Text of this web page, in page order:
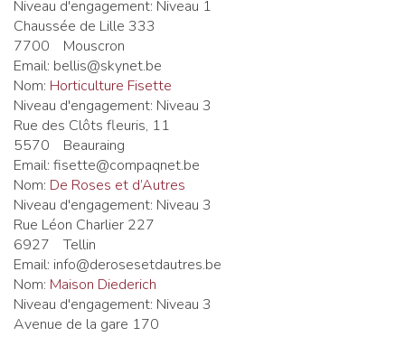
Niveau d'engagement: Niveau 1
Chaussée de Lille 333
7700
Mouscron
Email: bellis@skynet.be
Nom: Horticulture Fisette
Niveau d'engagement: Niveau 3
Rue des Clôts fleuris, 11
5570
Beauraing
Email: fisette@compaqnet.be
Nom: De Roses et d’Autres
Niveau d'engagement: Niveau 3
Rue Léon Charlier 227
6927
Tellin
Email: info@derosesetdautres.be
Nom: Maison Diederich
Niveau d'engagement: Niveau 3
Avenue de la gare 170